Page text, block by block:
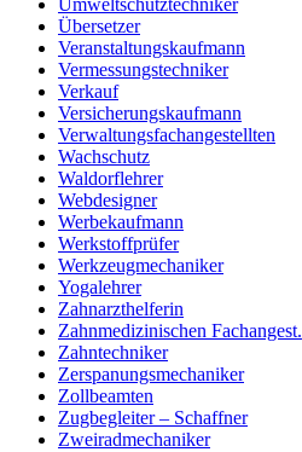
Umweltschutztechniker
Übersetzer
Veranstaltungskaufmann
Vermessungstechniker
Verkauf
Versicherungskaufmann
Verwaltungsfachangestellten
Wachschutz
Waldorflehrer
Webdesigner
Werbekaufmann
Werkstoffprüfer
Werkzeugmechaniker
Yogalehrer
Zahnarzthelferin
Zahnmedizinischen Fachangest.
Zahntechniker
Zerspanungsmechaniker
Zollbeamten
Zugbegleiter – Schaffner
Zweiradmechaniker